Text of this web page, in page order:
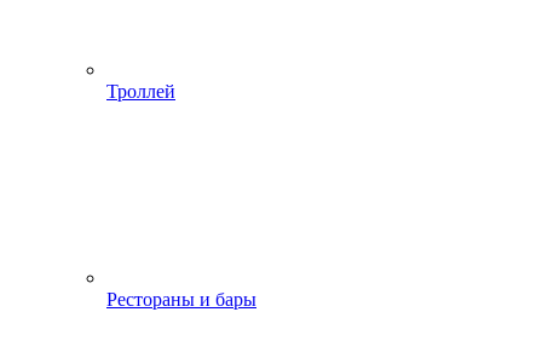
Троллей
Рестораны и бары